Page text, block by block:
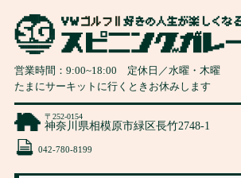
営業時間： 9:00~18:00 定休日／水曜・木曜
たまにサーキットに行くときお休みします
〒252-0154
神奈川県相模原市緑区長竹2748-1
042-780-8199